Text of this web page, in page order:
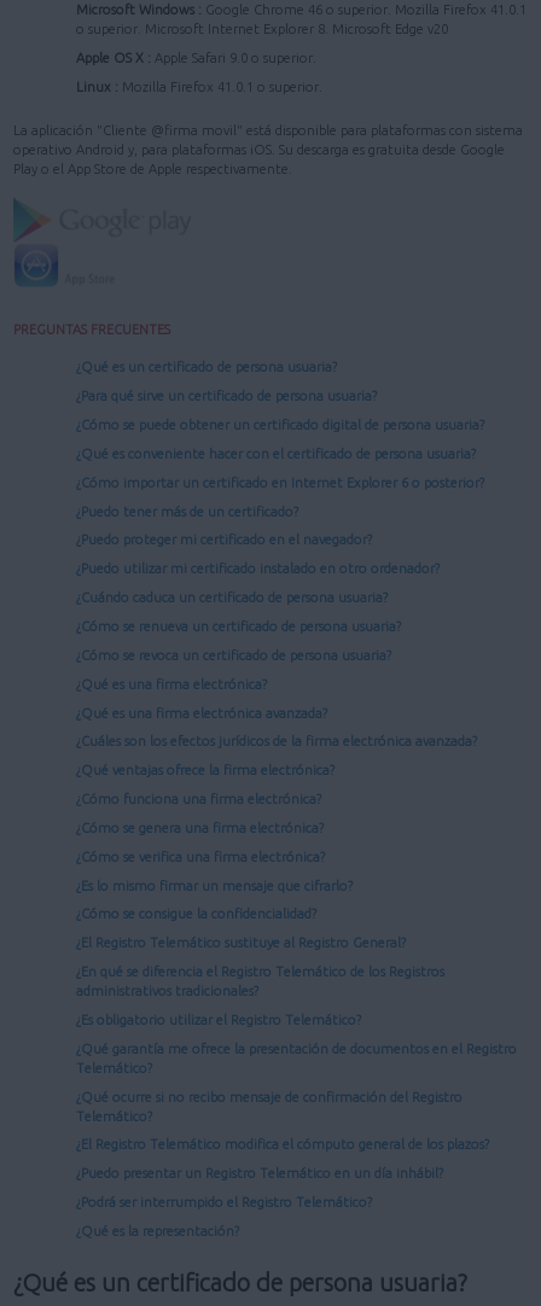
Microsoft Windows : Google Chrome 46 o superior. Mozilla Firefox 41.0.1
o superior. Microsoft Internet Explorer 8. Microsoft Edge v20
Apple OS X : Apple Safari 9.0 o superior.
Linux : Mozilla Firefox 41.0.1 o superior.
La aplicación "Cliente @firma movil" está disponible para plataformas con sistema
operativo Android y, para plataformas iOS. Su descarga es gratuita desde Google
Play o el App Store de Apple respectivamente.
PREGUNTAS FRECUENTES
¿Qué es un certificado de persona usuaria?
¿Para qué sirve un certificado de persona usuaria?
¿Cómo se puede obtener un certificado digital de persona usuaria?
¿Qué es conveniente hacer con el certificado de persona usuaria?
¿Cómo importar un certificado en Internet Explorer 6 o posterior?
¿Puedo tener más de un certificado?
¿Puedo proteger mi certificado en el navegador?
¿Puedo utilizar mi certificado instalado en otro ordenador?
¿Cuándo caduca un certificado de persona usuaria?
¿Cómo se renueva un certificado de persona usuaria?
¿Cómo se revoca un certificado de persona usuaria?
¿Qué es una firma electrónica?
¿Qué es una firma electrónica avanzada?
¿Cuáles son los efectos jurídicos de la firma electrónica avanzada?
¿Qué ventajas ofrece la firma electrónica?
¿Cómo funciona una firma electrónica?
¿Cómo se genera una firma electrónica?
¿Cómo se verifica una firma electrónica?
¿Es lo mismo firmar un mensaje que cifrarlo?
¿Cómo se consigue la confidencialidad?
¿El Registro Telemático sustituye al Registro General?
¿En qué se diferencia el Registro Telemático de los Registros
administrativos tradicionales?
¿Es obligatorio utilizar el Registro Telemático?
¿Qué garantía me ofrece la presentación de documentos en el Registro
Telemático?
¿Qué ocurre si no recibo mensaje de confirmación del Registro
Telemático?
¿El Registro Telemático modifica el cómputo general de los plazos?
¿Puedo presentar un Registro Telemático en un día inhábil?
¿Podrá ser interrumpido el Registro Telemático?
¿Qué es la representación?
¿Qué es un certificado de persona usuaria?